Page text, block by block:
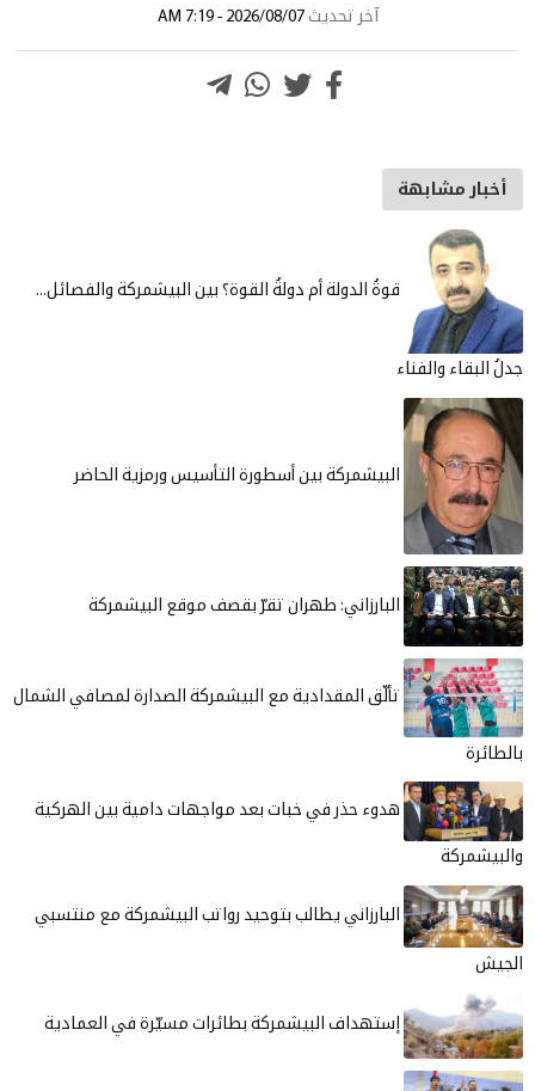
آخر تحديث 2026/08/07 - 7:19 AM
أخبار مشابهة
قوةُ الدولة أم دولةُ القوة؟ بين البيشمركة والفصائل...
جدلُ البقاء والفناء
البيشمركة بين أسطورة التأسيس ورمزية الحاضر
البارزاني: طهران تقرّ بقصف موقع البيشمركة
تألّق المقدادية مع البيشمركة الصدارة لمصافي الشمال
بالطائرة
هدوء حذر في خبات بعد مواجهات دامية بين الهركية
والبيشمركة
البارزاني يطالب بتوحيد رواتب البيشمركة مع منتسبي
الجيش
إستهداف البيشمركة بطائرات مسيّرة في العمادية